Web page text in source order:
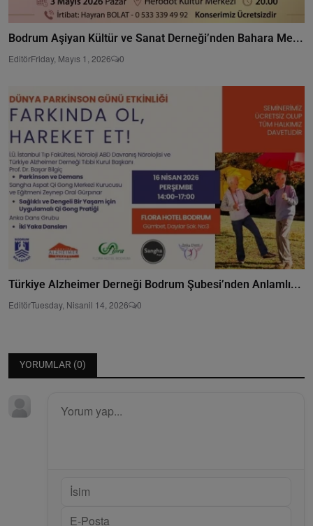
Bodrum Aşiyan Kültür ve Sanat Derneği’nden Bahara Me...
EditörFriday, Mayıs 1, 2026 0
Türkiye Alzheimer Derneği Bodrum Şubesi’nden Anlamlı...
EditörTuesday, Nisanil 14, 2026 0
YORUMLAR (0)